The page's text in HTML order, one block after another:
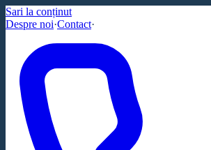
Sari la conținut
Despre noi·Contact·